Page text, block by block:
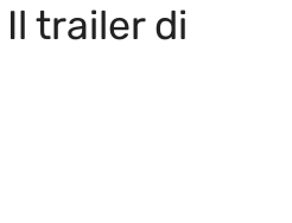
trailer di